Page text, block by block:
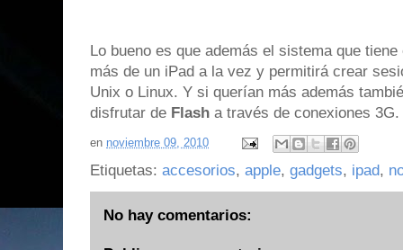
Lo bueno es que además el sistema que
más de un iPad a la vez y permitirá crear
Unix o Linux. Y si querían más además
disfrutar de Flash a través de conexiones 3G.
en noviembre 09, 2010
Etiquetas: accesorios, apple, gadgets, ipad,
No hay comentarios: